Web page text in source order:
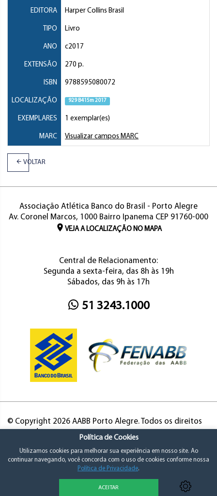
EDITORA Harper Collins Brasil
TIPO Livro
ANO c2017
EXTENSÃO 270 p.
ISBN 9788595080072
LOCALIZAÇÃO 929 B415m 2017
EXEMPLARES 1 exemplar(es)
MARC Visualizar campos MARC
VOLTAR
Associação Atlética Banco do Brasil - Porto Alegre
Av. Coronel Marcos, 1000 Bairro Ipanema CEP 91760-000
VEJA A LOCALIZAÇÃO NO MAPA
Central de Relacionamento:
Segunda a sexta-feira, das 8h às 19h
Sábados, das 9h às 17h
51 3243.1000
© Copyright 2026 AABB Porto Alegre. Todos os direitos
Política de Cookies
Utilizamos cookies para melhorar sua experiência em nosso site. Ao
continuar navegando, você concorda com o uso de cookies conforme nossa
Política de Privacidade.
ACEITAR